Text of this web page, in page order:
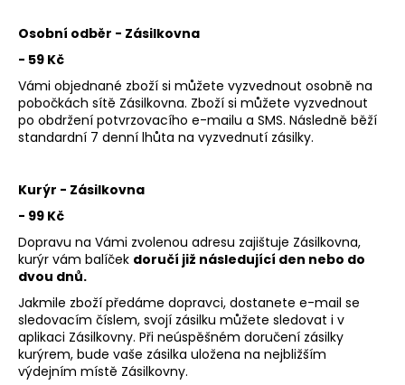
Osobní odběr - Zásilkovna
- 59 Kč
Vámi objednané zboží si můžete vyzvednout osobně na
pobočkách sítě Zásilkovna. Zboží si můžete vyzvednout
po obdržení potvrzovacího e-mailu a SMS. Následně běží
standardní 7 denní lhůta na vyzvednutí zásilky.
Kurýr - Zásilkovna
- 99 Kč
Dopravu na Vámi zvolenou adresu zajištuje Zásilkovna,
kurýr vám balíček doručí již následující den nebo do
dvou dnů.
Jakmile zboží předáme dopravci, dostanete e-mail se
sledovacím číslem, svojí zásilku můžete sledovat i v
aplikaci Zásilkovny. Při neúspěšném doručení zásilky
kurýrem, bude vaše zásilka uložena na nejbližším
výdejním místě Zásilkovny.
BB
50ML
€55,79